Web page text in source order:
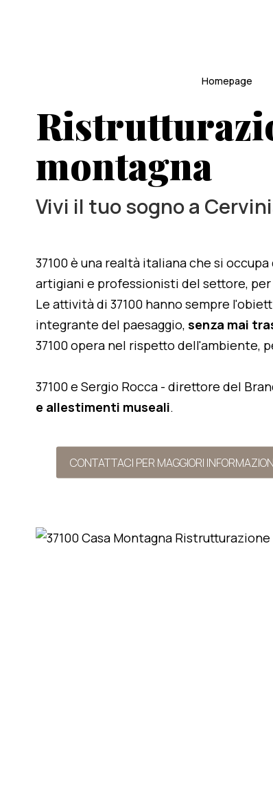
Homepage
montagna
Vivi il tuo sogno a
37100 è una realtà italiana che si occupa
artigiani e professionisti del settore,
Le attività di 37100 hanno sempre
integrante del paesaggio, senza mai
37100 opera nel rispetto dell'ambiente,
37100 e Sergio Rocca - direttore del
e allestimenti museali.
CONTATTACI PER MAGGIORI